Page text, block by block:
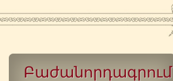
Բաժանորդագրում